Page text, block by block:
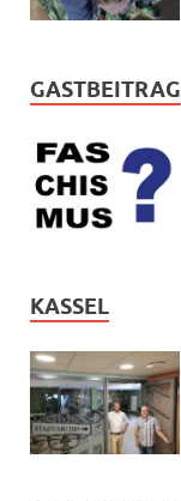
GASTBEITRAG
KASSEL